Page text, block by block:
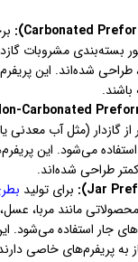
بسته‌بندی مشروبات
طراحی شده‌اند. این
باشند.
گازدار (مثل آب معدنی
می‌شود. این
طراحی شده‌اند.
برای تولید
مانند مربا،
جار استفاده می‌شود.
به پریفرم‌های خاصی